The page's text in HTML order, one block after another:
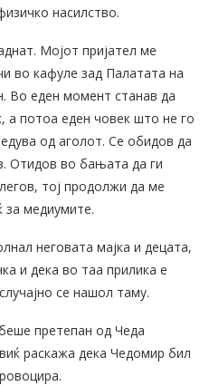
насилство.
Мојот пријател ме
во кафуле зад Палатата на
Во еден момент станав да
а потоа еден човек што не го
од аголот. Се обидов да
Отидов во бањата да ги
тој продолжи да ме
за медиумите.
неговата мајка и децата,
и дека во таа прилика е
се нашол таму.
претепан од Чеда
раскажа дека Чедомир бил